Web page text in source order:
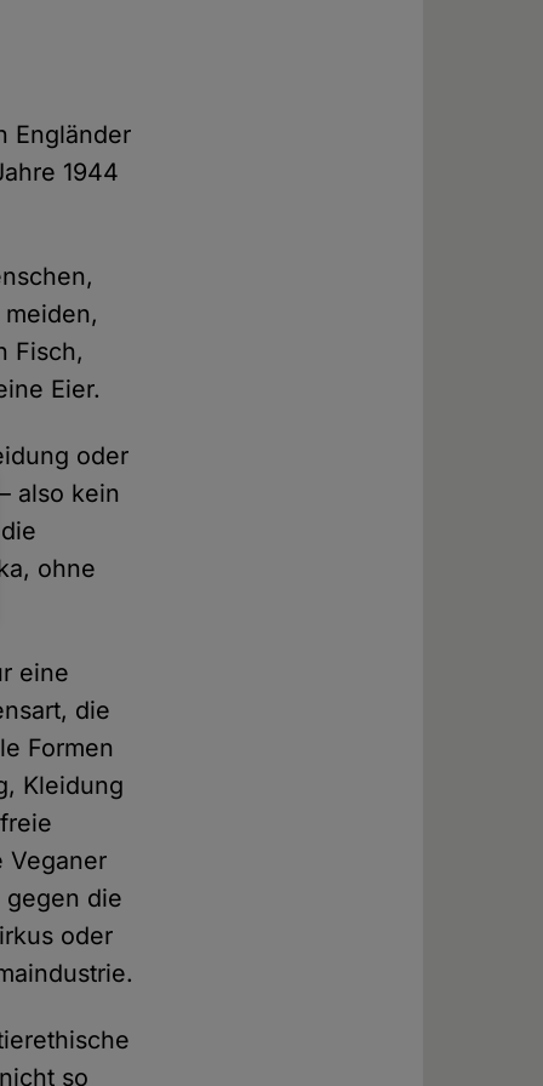
Engländer
1944
Fisch,
Eier.
oder
also kein
ohne
eine
die
Formen
Kleidung
Veganer
die
oder
so